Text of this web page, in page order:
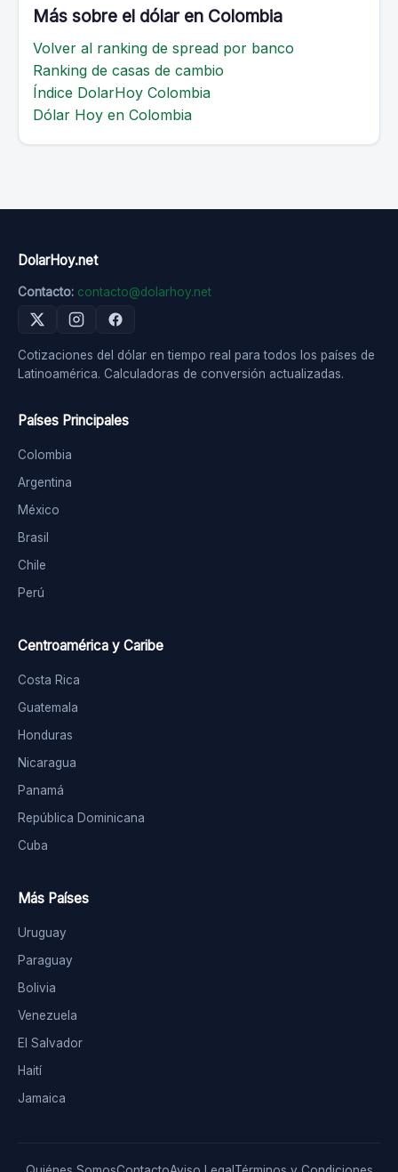
Más sobre el dólar en Colombia
Volver al ranking de spread por banco
Ranking de casas de cambio
Índice DolarHoy Colombia
Dólar Hoy en Colombia
DolarHoy.net
Contacto: contacto@dolarhoy.net
Cotizaciones del dólar en tiempo real para todos los países de
Latinoamérica. Calculadoras de conversión actualizadas.
Países Principales
Colombia
Argentina
México
Brasil
Chile
Perú
Centroamérica y Caribe
Costa Rica
Guatemala
Honduras
Nicaragua
Panamá
República Dominicana
Cuba
Más Países
Uruguay
Paraguay
Bolivia
Venezuela
El Salvador
Haití
Jamaica